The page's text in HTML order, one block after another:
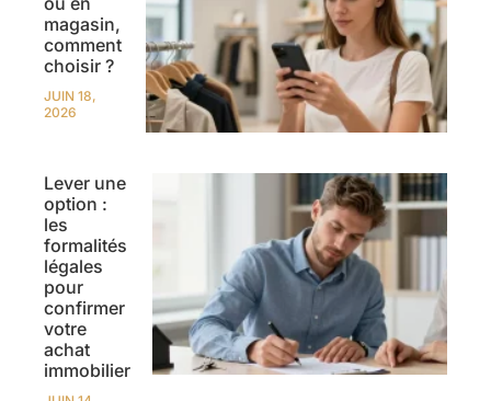
magasin,
comment
choisir ?
JUIN 18,
2026
Lever une
option :
les
formalités
légales
pour
confirmer
votre
achat
immobilier